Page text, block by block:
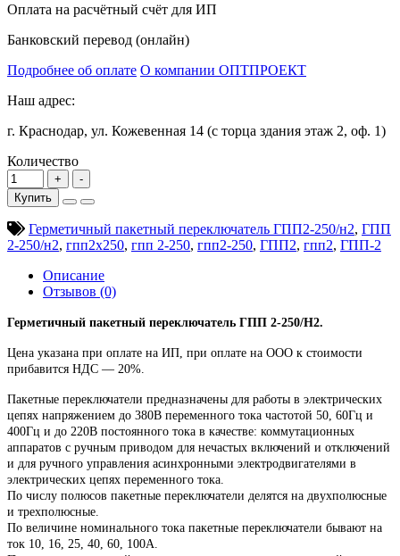
Оплата на расчётный счёт для ИП
Банковский перевод (онлайн)
Подробнее об оплате О компании ОПТПРОЕКТ
Наш адрес:
г. Краснодар, ул. Кожевенная 14 (с торца здания этаж 2, оф. 1)
Количество
Купить
Герметичный пакетный переключатель ГПП2-250/н2, ГПП
2-250/н2, гпп2х250, гпп 2-250, гпп2-250, ГПП2, гпп2, ГПП-2
Описание
Отзывов (0)
Герметичный пакетный переключатель ГПП 2-250/Н2.
Цена указана при оплате на ИП, при оплате на ООО к стоимости
прибавится НДС ― 20%.
Пакетные переключатели предназначены для работы в электрических
цепях напряжением до 380В переменного тока частотой 50, 60Гц и
400Гц и до 220В постоянного тока в качестве: коммутационных
аппаратов с ручным приводом для нечастых включений и отключений
и для ручного управления асинхронными электродвигателями в
электрических цепях переменного тока.
По числу полюсов пакетные переключатели делятся на двухполюсные
и трехполюсные.
По величине номинального тока пакетные переключатели бывают на
ток 10, 16, 25, 40, 60, 100А.